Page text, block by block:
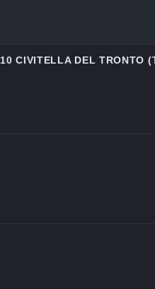
CIVITELLA DEL TRONTO